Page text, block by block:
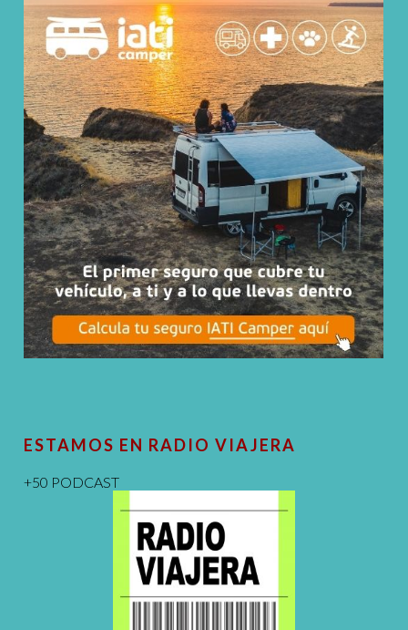
ESTAMOS EN RADIO VIAJERA
+50 PODCAST